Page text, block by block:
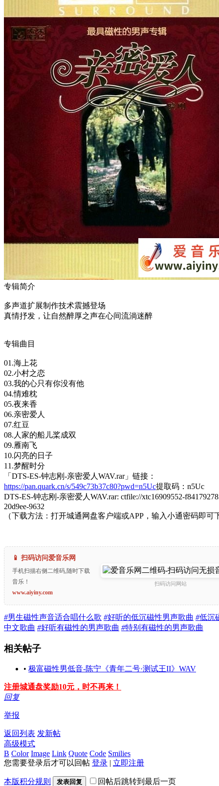
专辑简介
多声道扩展制作技术震撼登场
真情抒发，让自然醉厚之声在心间流淌迷醉
专辑曲目
01.海上花
02.小村之恋
03.我的心只有你没有他
04.情难枕
05.夜来香
06.亲密爱人
07.红豆
08.人家的船儿桨成双
09.雁南飞
10.闪亮的日子
11.梦醒时分
「DTS-ES-钟志刚-亲密爱人WAV.rar」链接：
https://pan.quark.cn/s/549c73b37c80?pwd=n5Uc提取码：n5Uc
DTS-ES-钟志刚-亲密爱人WAV.rar: ctfile://xtc16909552-
20d9ee-9632
（下载方法：打开城通网盘客户端或APP，输入小通密码即可
📱 扫码访问爱音乐网
手机扫描右侧二维码,随时下载
音乐！
www.aiyiny.com
扫码访问网站
#男生磁性声音适合唱什么歌 #好听的低沉磁性男声歌曲 #低沉
中文歌曲 #好听有磁性的男声歌曲 #特别有磁性的男声歌曲
相关帖子
• 极富磁性男低音-陈宁《青年二号·测试王II》WAV
注册城通盘奖励10元，时不再来！
回复
举报
返回列表 发新帖
高级模式
B Color Image Link Quote Code Smilies
您需要登录后才可以回帖 登录 | 立即注册
本版积分规则 发表回复 回帖后跳转到最后一页